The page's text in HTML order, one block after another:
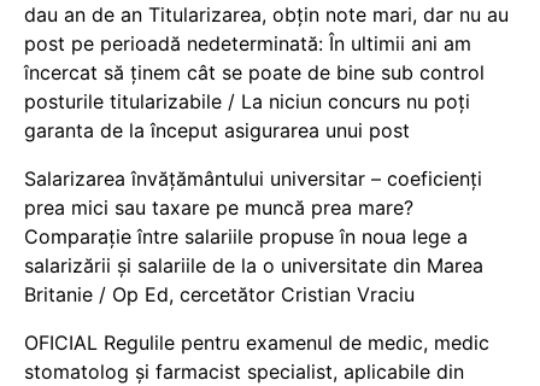
dau an de an Titularizarea, obțin note mari, dar nu au
post pe perioadă nedeterminată: În ultimii ani am
încercat să ținem cât se poate de bine sub control
posturile titularizabile / La niciun concurs nu poți
garanta de la început asigurarea unui post
Salarizarea învățământului universitar – coeficienți
prea mici sau taxare pe muncă prea mare?
Comparație între salariile propuse în noua lege a
salarizării și salariile de la o universitate din Marea
Britanie / Op Ed, cercetător Cristian Vraciu
OFICIAL Regulile pentru examenul de medic, medic
stomatolog și farmacist specialist, aplicabile din